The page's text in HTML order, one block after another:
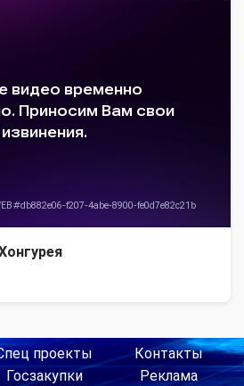
проекты
Госзакупки
Контакты
Реклама